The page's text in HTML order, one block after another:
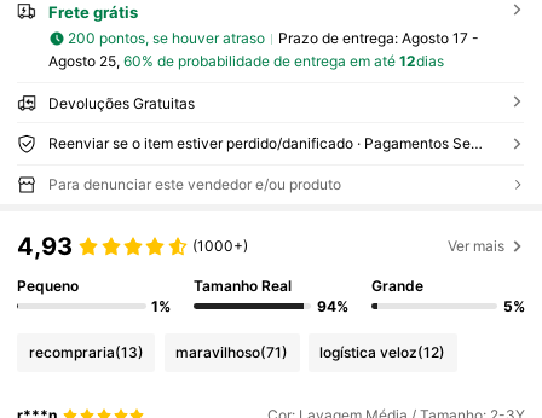
Frete grátis
200 pontos, se houver atraso Prazo de entrega: Agosto 17 -
Agosto 25, 60% de probabilidade de entrega em até 12dias
Devoluções Gratuitas
Reenviar se o item estiver perdido/danificado · Pagamentos Seguros · Proteção de privacidade
Para denunciar este vendedor e/ou produto
4,93 (1000+) Ver mais
Pequeno
1%
Tamanho Real
94%
Grande
5%
recompraria(13) maravilhoso(71) logística veloz(12)